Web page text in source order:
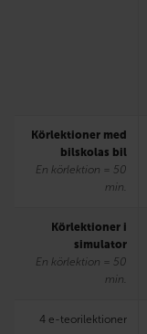
Körlektioner med
bilskolas bil
En körlektion = 50
min.
Körlektioner i
simulator
En körlektion = 50
min.
4 e-teorilektioner